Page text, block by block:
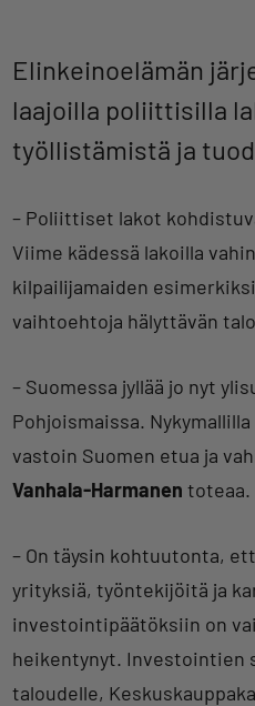
Elinkeinoelämän
laajoilla poliittisilla
työllistämistä ja
– Poliittiset lakot
Viime kädessä lakoilla
kilpailijamaiden
vaihtoehtoja hälyttävän
– Suomessa jyllää jo nyt
Pohjoismaissa.
vastoin Suomen etua ja
Vanhala-Harmanen toteaa.
– On täysin kohtuutonta,
yrityksiä, työntekijöitä ja
investointipäätöksiin on
heikentynyt. Investointien
taloudelle,